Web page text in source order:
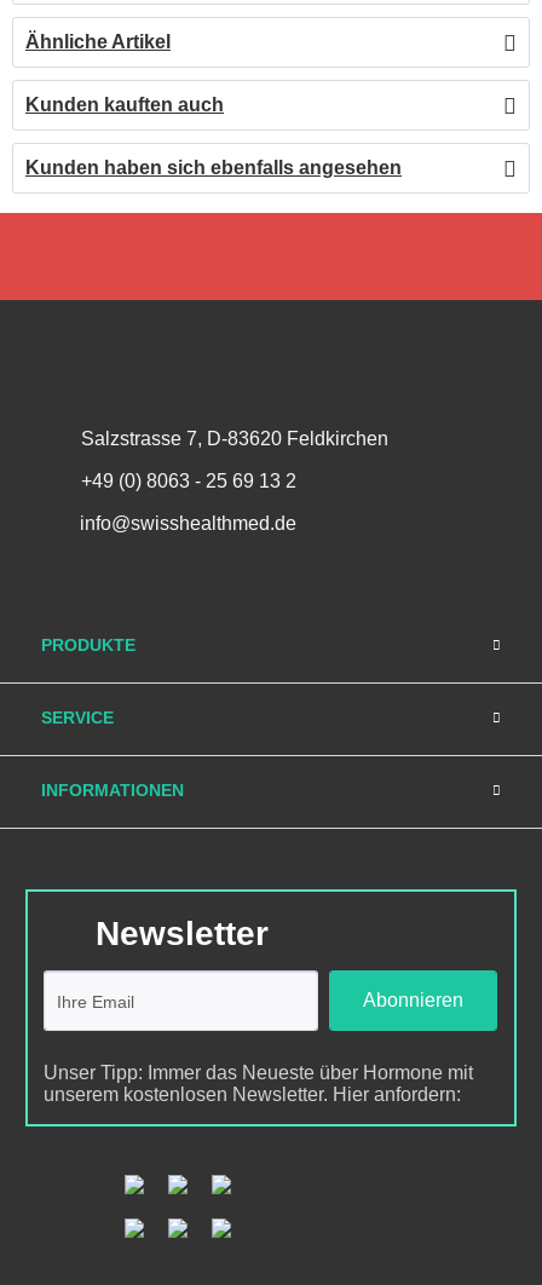
Ähnliche Artikel
Kunden kauften auch
Kunden haben sich ebenfalls angesehen
Salzstrasse 7, D-83620 Feldkirchen
+49 (0) 8063 - 25 69 13 2
info@swisshealthmed.de
PRODUKTE
SERVICE
INFORMATIONEN
Newsletter
Abonnieren
Unser Tipp: Immer das Neueste über Hormone mit
unserem kostenlosen Newsletter. Hier anfordern: